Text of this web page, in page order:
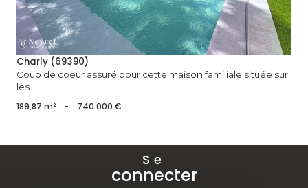
Charly (69390)
Coup de coeur assuré pour cette maison familiale située sur
les...
189,87 m² - 740 000 €
Se
connecter